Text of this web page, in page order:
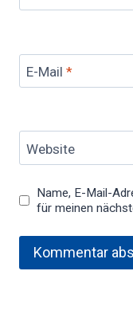
E-Mail *
Website
Name, E-Mail-
für meinen